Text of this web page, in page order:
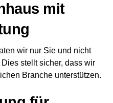
mit
wir nur Sie und nicht
stellt sicher, dass wir
Bran­che unterstützen.